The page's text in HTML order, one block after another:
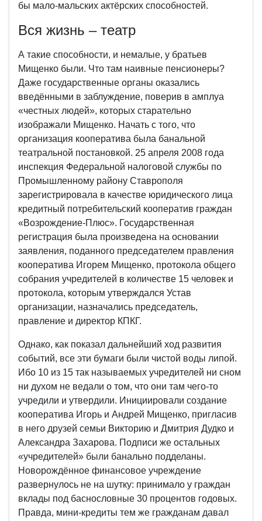
бы мало-мальских актёрских способностей.
Вся жизнь – театр
А такие способности, и немалые, у братьев
Мищенко были. Что там наивные пенсионеры?
Даже государственные органы оказались
введёнными в заблуждение, поверив в амплуа
«честных людей», которых старательно
изображали Мищенко. Начать с того, что
организация кооператива была банальной
театральной постановкой. 25 апреля 2008 года
инспекция Федеральной налоговой службы по
Промышленному району Ставрополя
зарегистрировала в качестве юридического лица
кредитный потребительский кооператив граждан
«Возрождение-Плюс». Государственная
регистрация была произведена на основании
заявления, поданного председателем правления
кооператива Игорем Мищенко, протокола общего
собрания учредителей в количестве 15 человек и
протокола, которым утверждался Устав
организации, назначались председатель,
правление и директор КПКГ.
Однако, как показал дальнейший ход развития
событий, все эти бумаги были чистой воды липой.
Ибо 10 из 15 так называемых учредителей ни сном
ни духом не ведали о том, что они там чего-то
учредили и утвердили. Инициировали создание
кооператива Игорь и Андрей Мищенко, пригласив
в него друзей семьи Викторию и Дмитрия Дудко и
Александра Захарова. Подписи же остальных
«учредителей» были банально подделаны.
Новорождённое финансовое учреждение
развернулось не на шутку: принимало у граждан
вклады под баснословные 30 процентов годовых.
Правда, мини-кредиты тем же гражданам давал